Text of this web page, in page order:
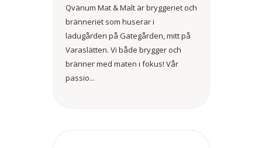
Qvänum Mat & Malt är bryggeriet och
bränneriet som huserar i
ladugården på Gategården, mitt på
Varaslätten. Vi både brygger och
bränner med maten i fokus! Vår
passio...